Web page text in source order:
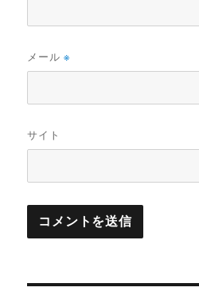
メール※
サイト